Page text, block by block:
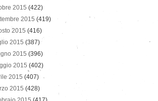
2015 (422)
2015 (419)
2015 (416)
2015 (387)
2015 (396)
2015 (402)
2015 (407)
2015 (428)